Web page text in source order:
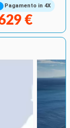
Pagamento in 4X
€